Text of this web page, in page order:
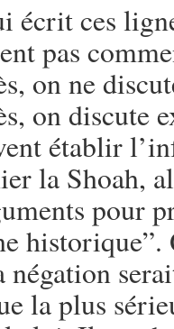
écrit ces
pas
on ne
on discute
établir
la Shoah,
pour
historique”.
négation
la plus